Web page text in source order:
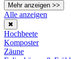
Mehr anzeigen >>
Alle anzeigen
✖
Hochbeete
Komposter
Zäune